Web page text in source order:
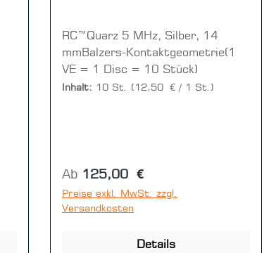
RC™Quarz 5 MHz, Silber, 14
mmBalzers-Kontaktgeometrie(1
VE = 1 Disc = 10 Stück)
Inhalt: 10 St. (12,50 € / 1 St.)
Regulärer Preis:
Ab 125,00 €
Preise exkl. MwSt. zzgl.
Versandkosten
Details